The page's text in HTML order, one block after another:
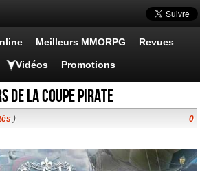
Meilleurs MMORPG Revues
Vidéos Promotions
de la Coupe pirate
) 0